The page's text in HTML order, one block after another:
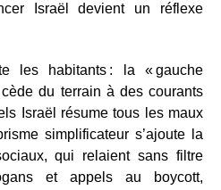
Israël devient un réflexe
les habitants : la « gauche
cède du terrain à des courants
Israël résume tous les maux
simplificateur s’ajoute la
qui relaient sans filtre
et appels au boycott,